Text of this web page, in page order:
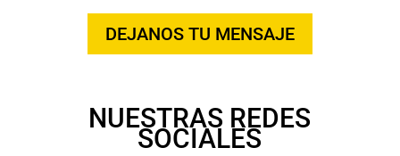
DEJANOS TU MENSAJE
NUESTRAS REDES
SOCIALES